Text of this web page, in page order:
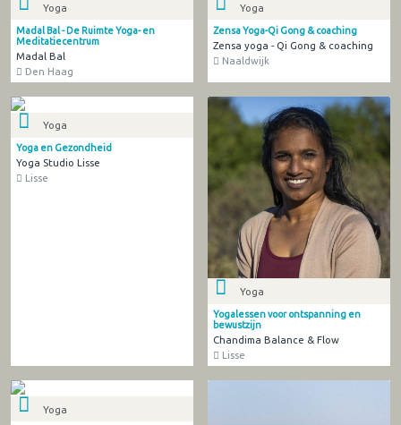
Yoga
Madal Bal - De Ruimte Yoga- en
Meditatiecentrum
Madal Bal
Den Haag
Yoga
Zensa Yoga-Qi Gong & coaching
Zensa yoga - Qi Gong & coaching
Naaldwijk
Yoga
Yoga en Gezondheid
Yoga Studio Lisse
Lisse
Yoga
Yogalessen voor ontspanning en
bewustzijn
Chandima Balance & Flow
Lisse
Yoga